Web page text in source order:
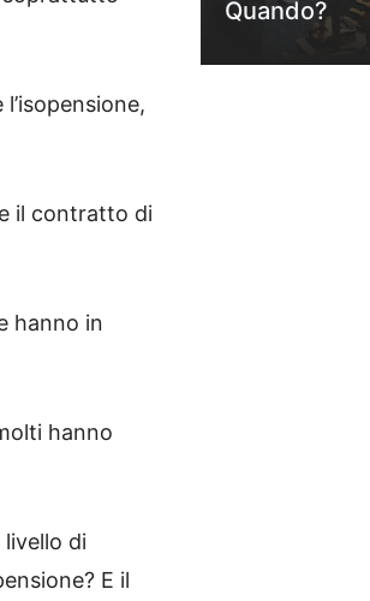
il contratto di
hanno in
hanno
livello di
E il
Quando?